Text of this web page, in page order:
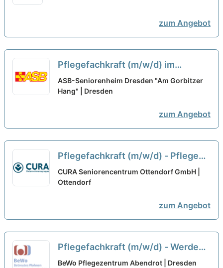
zum Angebot
Pflegefachkraft (m/w/d) im
ambulanten Dienst - Werde Teil
unseres Teams!
ASB-Seniorenheim Dresden "Am Gorbitzer
Hang" | Dresden
zum Angebot
Pflegefachkraft (m/w/d) - Pflegen,
weil es Freude macht! neu
CURA Seniorencentrum Ottendorf GmbH |
Ottendorf
zum Angebot
Pflegefachkraft (m/w/d) - Werde
Teil unseres Teams! neu
BeWo Pflegezentrum Abendrot | Dresden